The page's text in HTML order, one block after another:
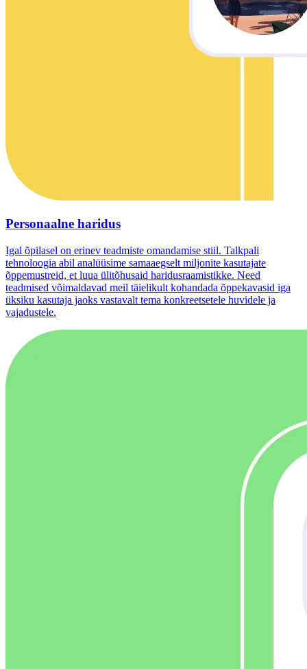
Personaalne haridus
Igal õpilasel on erinev teadmiste omandamise stiil. Talkpali
tehnoloogia abil analüüsime samaaegselt miljonite kasutajate
õppemustreid, et luua ülitõhusaid haridusraamistikke. Need
teadmised võimaldavad meil täielikult kohandada õppekavasid iga
üksiku kasutaja jaoks vastavalt tema konkreetsetele huvidele ja
vajadustele.